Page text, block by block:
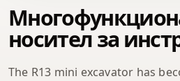
носител за
The R13 mini excavator has